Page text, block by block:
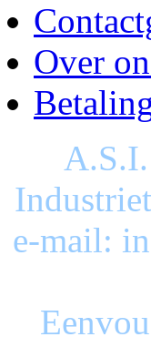
Over
e-mail: